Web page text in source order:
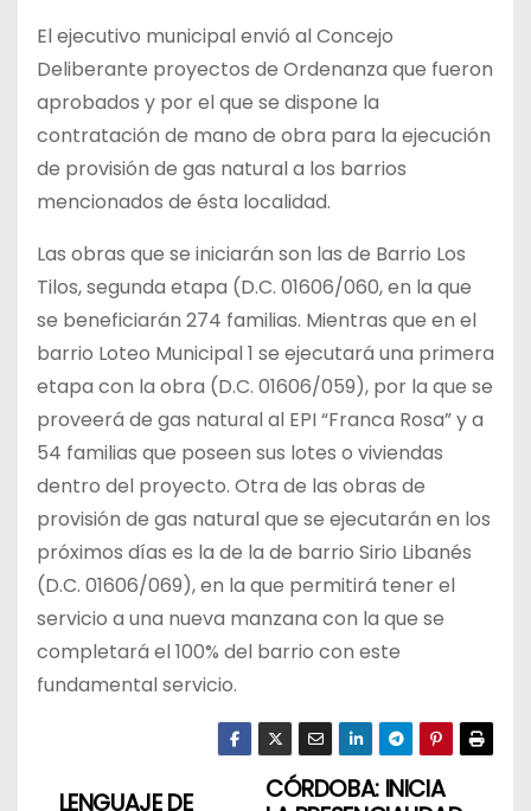
El ejecutivo municipal envió al Concejo
Deliberante proyectos de Ordenanza que fueron
aprobados y por el que se dispone la
contratación de mano de obra para la ejecución
de provisión de gas natural a los barrios
mencionados de ésta localidad.
Las obras que se iniciarán son las de Barrio Los
Tilos, segunda etapa (D.C. 01606/060, en la que
se beneficiarán 274 familias. Mientras que en el
barrio Loteo Municipal 1 se ejecutará una primera
etapa con la obra (D.C. 01606/059), por la que se
proveerá de gas natural al EPI “Franca Rosa” y a
54 familias que poseen sus lotes o viviendas
dentro del proyecto. Otra de las obras de
provisión de gas natural que se ejecutarán en los
próximos días es la de la de barrio Sirio Libanés
(D.C. 01606/069), en la que permitirá tener el
servicio a una nueva manzana con la que se
completará el 100% del barrio con este
fundamental servicio.
N
CÓRDOBA: INICIA
LENGUAJE DE